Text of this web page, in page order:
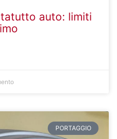
auto: limiti
PORTAGGIO